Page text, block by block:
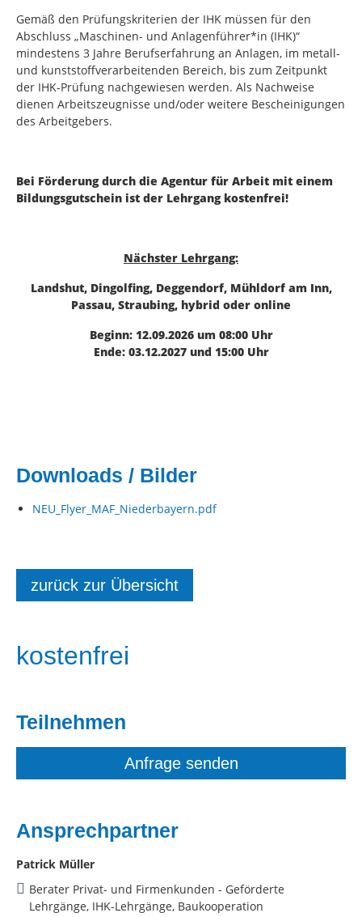
Gemäß den Prüfungskriterien der IHK müssen für den
Abschluss „Maschinen- und Anlagenführer*in (IHK)“
mindestens 3 Jahre Berufserfahrung an Anlagen, im metall-
und kunststoffverarbeitenden Bereich, bis zum Zeitpunkt
der IHK-Prüfung nachgewiesen werden. Als Nachweise
dienen Arbeitszeugnisse und/oder weitere Bescheinigungen
des Arbeitgebers.
Bei Förderung durch die Agentur für Arbeit mit einem
Bildungsgutschein ist der Lehrgang kostenfrei!
Nächster Lehrgang:
Landshut, Dingolfing, Deggendorf, Mühldorf am Inn,
Passau, Straubing, hybrid oder online
Beginn: 12.09.2026 um 08:00 Uhr
Ende: 03.12.2027 und 15:00 Uhr
Downloads / Bilder
NEU_Flyer_MAF_Niederbayern.pdf
zurück zur Übersicht
kostenfrei
Teilnehmen
Anfrage senden
Ansprechpartner
Patrick Müller
Berater Privat- und Firmenkunden - Geförderte
Lehrgänge, IHK-Lehrgänge, Baukooperation